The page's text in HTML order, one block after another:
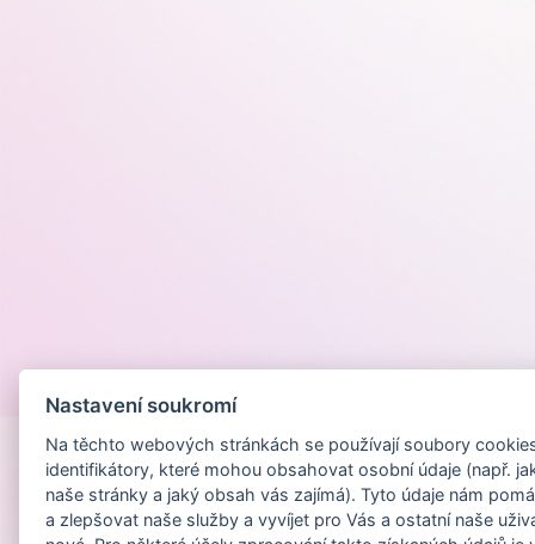
Nastavení soukromí
Na těchto webových stránkách se používají soubory
identifikátory, které mohou obsahovat osobní údaje (např.
naše stránky a jaký obsah vás zajímá). Tyto údaje nám
a zlepšovat naše služby a vyvíjet pro Vás a ostatní naše